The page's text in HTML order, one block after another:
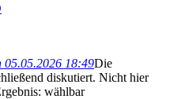
05.05.2026 18:49Die
diskutiert. Nicht hier
wählbar